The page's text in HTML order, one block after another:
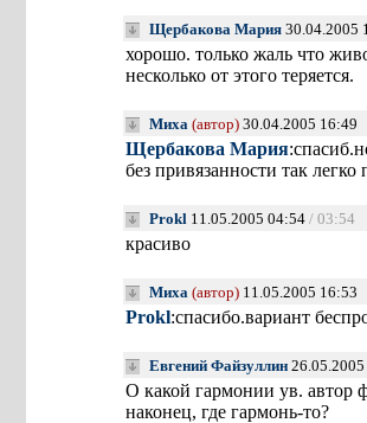
Щербакова Мария 30.04.2005
хорошо. только жаль что
несколько от этого теряется.
Миха (автор) 30.04.2005 16:49
Щербакова Мария
без привязанности так легко
Prokl 11.05.2005 04:54 / 03:54
красиво
Миха (автор) 11.05.2005 16:53
Prokl:спасибо.вариант
Евгений Файзуллин
О какой гармонии ув. автор
наконец, где гармонь-то?